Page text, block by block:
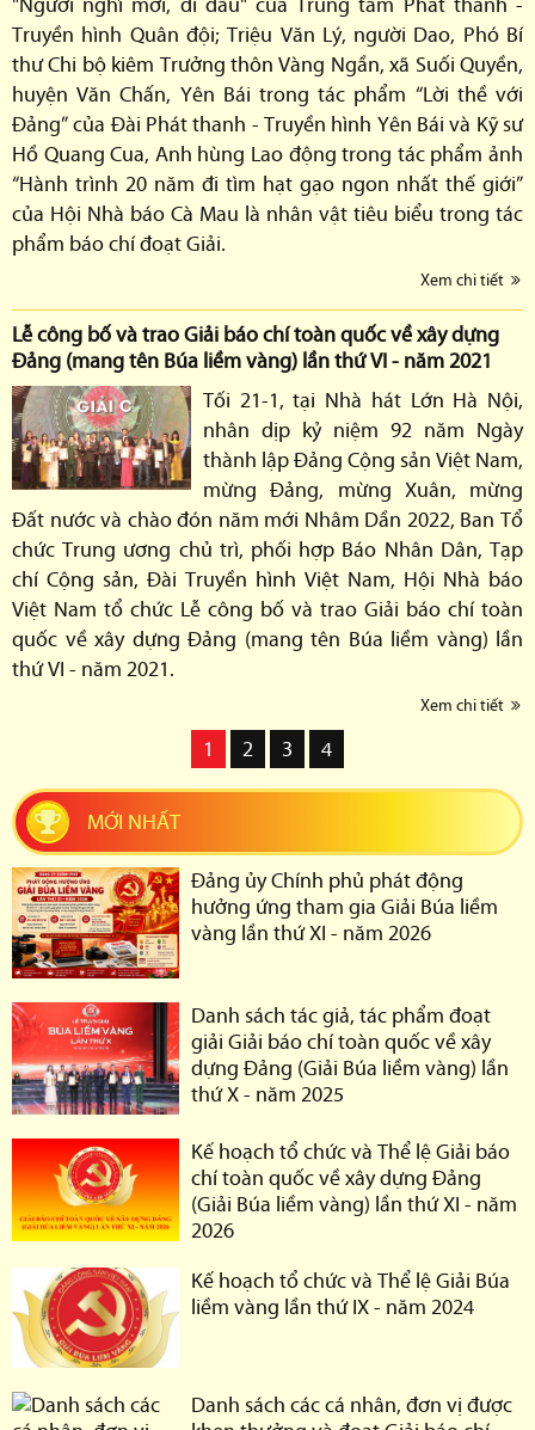
Truyền hình Quân đội; Triệu Văn Lý, người Dao, Phó Bí
thư Chi bộ kiêm Trưởng thôn Vàng Ngần, xã Suối Quyền,
huyện Văn Chấn, Yên Bái trong tác phẩm “Lời thề với
Đảng” của Đài Phát thanh - Truyền hình Yên Bái và Kỹ sư
Hồ Quang Cua, Anh hùng Lao động trong tác phẩm ảnh
“Hành trình 20 năm đi tìm hạt gạo ngon nhất thế giới”
của Hội Nhà báo Cà Mau là nhân vật tiêu biểu trong tác
phẩm báo chí đoạt Giải.
Xem chi tiết
Lễ công bố và trao Giải báo chí toàn quốc về xây dựng
Đảng (mang tên Búa liềm vàng) lần thứ VI - năm 2021
Tối 21-1, tại Nhà hát Lớn Hà Nội,
nhân dịp kỷ niệm 92 năm Ngày
thành lập Đảng Cộng sản Việt Nam,
mừng Đảng, mừng Xuân, mừng
Đất nước và chào đón năm mới Nhâm Dần 2022, Ban Tổ
chức Trung ương chủ trì, phối hợp Báo Nhân Dân, Tạp
chí Cộng sản, Đài Truyền hình Việt Nam, Hội Nhà báo
Việt Nam tổ chức Lễ công bố và trao Giải báo chí toàn
quốc về xây dựng Đảng (mang tên Búa liềm vàng) lần
thứ VI - năm 2021.
Xem chi tiết
1 2 3 4
MỚI NHẤT
Đảng ủy Chính phủ phát động
hưởng ứng tham gia Giải Búa liềm
vàng lần thứ XI - năm 2026
Danh sách tác giả, tác phẩm đoạt
giải Giải báo chí toàn quốc về xây
dựng Đảng (Giải Búa liềm vàng) lần
thứ X - năm 2025
Kế hoạch tổ chức và Thể lệ Giải báo
chí toàn quốc về xây dựng Đảng
(Giải Búa liềm vàng) lần thứ XI - năm
2026
Kế hoạch tổ chức và Thể lệ Giải Búa
liềm vàng lần thứ IX - năm 2024
Danh sách các cá nhân, đơn vị được